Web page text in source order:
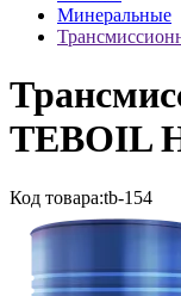
Минеральные
TEBOIL
Код товара:tb-154